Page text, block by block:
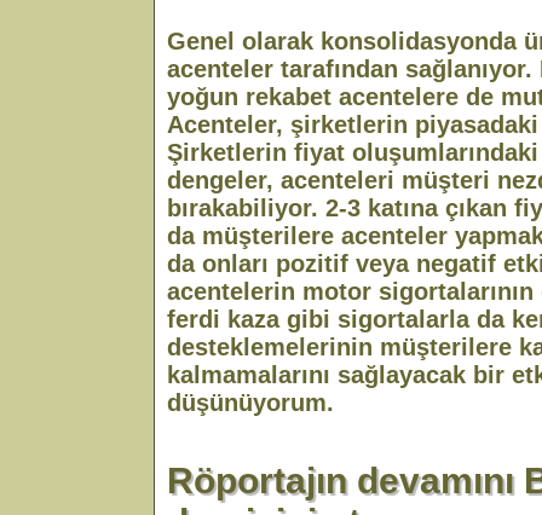
Genel olarak konsolidasyonda
acenteler tarafından
yoğun rekabet acentelere de
Acenteler, şirketlerin piyasadaki
Şirketlerin fiyat
dengeler, acenteleri müşteri
bırakabiliyor. 2-3 katına çıkan
da müşterilere acenteler
da onları pozitif veya negatif
acentelerin motor sigortalarının
ferdi kaza gibi sigortalarla da
desteklemelerinin müşterilere
kalmamalarını sağlayacak bir
düşünüyorum.
Röportajın devamını